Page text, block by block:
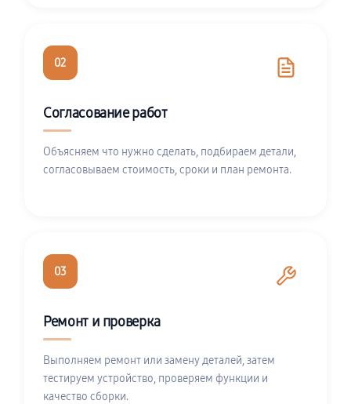
02
Согласование работ
Объясняем что нужно сделать, подбираем детали,
согласовываем стоимость, сроки и план ремонта.
03
Ремонт и проверка
Выполняем ремонт или замену деталей, затем
тестируем устройство, проверяем функции и
качество сборки.